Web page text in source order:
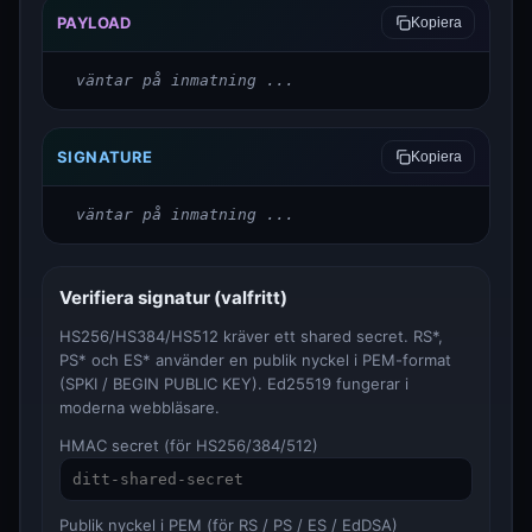
PAYLOAD Kopiera
väntar på inmatning ...
SIGNATURE Kopiera
väntar på inmatning ...
Verifiera signatur (valfritt)
HS256/HS384/HS512 kräver ett shared secret. RS*,
PS* och ES* använder en publik nyckel i PEM-format
(SPKI / BEGIN PUBLIC KEY). Ed25519 fungerar i
moderna webbläsare.
HMAC secret (för HS256/384/512)
Publik nyckel i PEM (för RS / PS / ES / EdDSA)